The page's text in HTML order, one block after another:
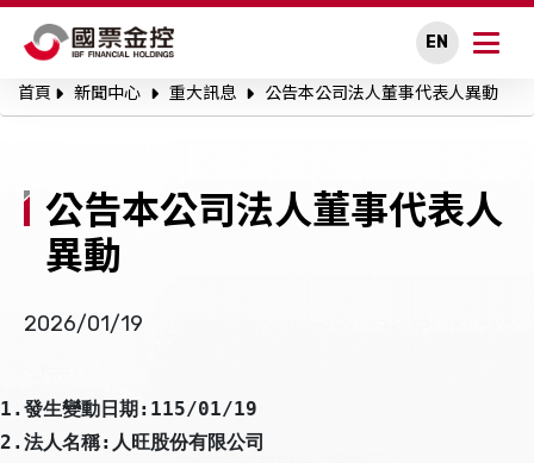
EN
於國票金控
司治理
聞中心
首頁 新聞中心 重大訊息 公告本公司法人董事代表人異動
公告本公司法人董事代表人
異動
2026/01/19
1.發生變動日期 :115/01/19
2.法人名稱: 人旺股份有限公司